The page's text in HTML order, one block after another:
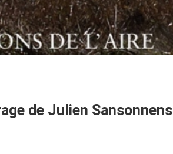
de Julien Sansonnens